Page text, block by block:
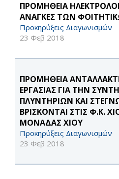
ΠΡΟΜΗΘΕΙΑ
ΑΝΑΓΚΕΣ ΤΩΝ
Προκηρύξεις Διαγωνισμών
23 Φεβ 2018
ΠΡΟΜΗΘΕΙΑ
ΕΡΓΑΣΙΑΣ ΓΙΑ ΤΗΝ
ΠΛΥΝΤΗΡΙΩΝ ΚΑΙ
ΒΡΙΣΚΟΝΤΑΙ ΣΤΙΣ Φ.Κ.
ΜΟΝΑΔΑΣ ΧΙΟΥ
Προκηρύξεις Διαγωνισμών
23 Φεβ 2018